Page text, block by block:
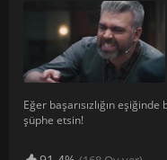
Eğer başarısızlığın
şüphe etsin!